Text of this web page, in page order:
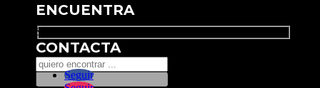
ENCUENTRA
Search
CONTACTA
Seguir